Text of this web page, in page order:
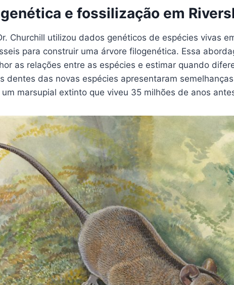
e fossilização em
Churchill utilizou dados genéticos de espécies vivas
para construir uma árvore filogenética. Essa
as relações entre as espécies e estimar quando
dentes das novas espécies apresentaram
um marsupial extinto que viveu 35 milhões de anos